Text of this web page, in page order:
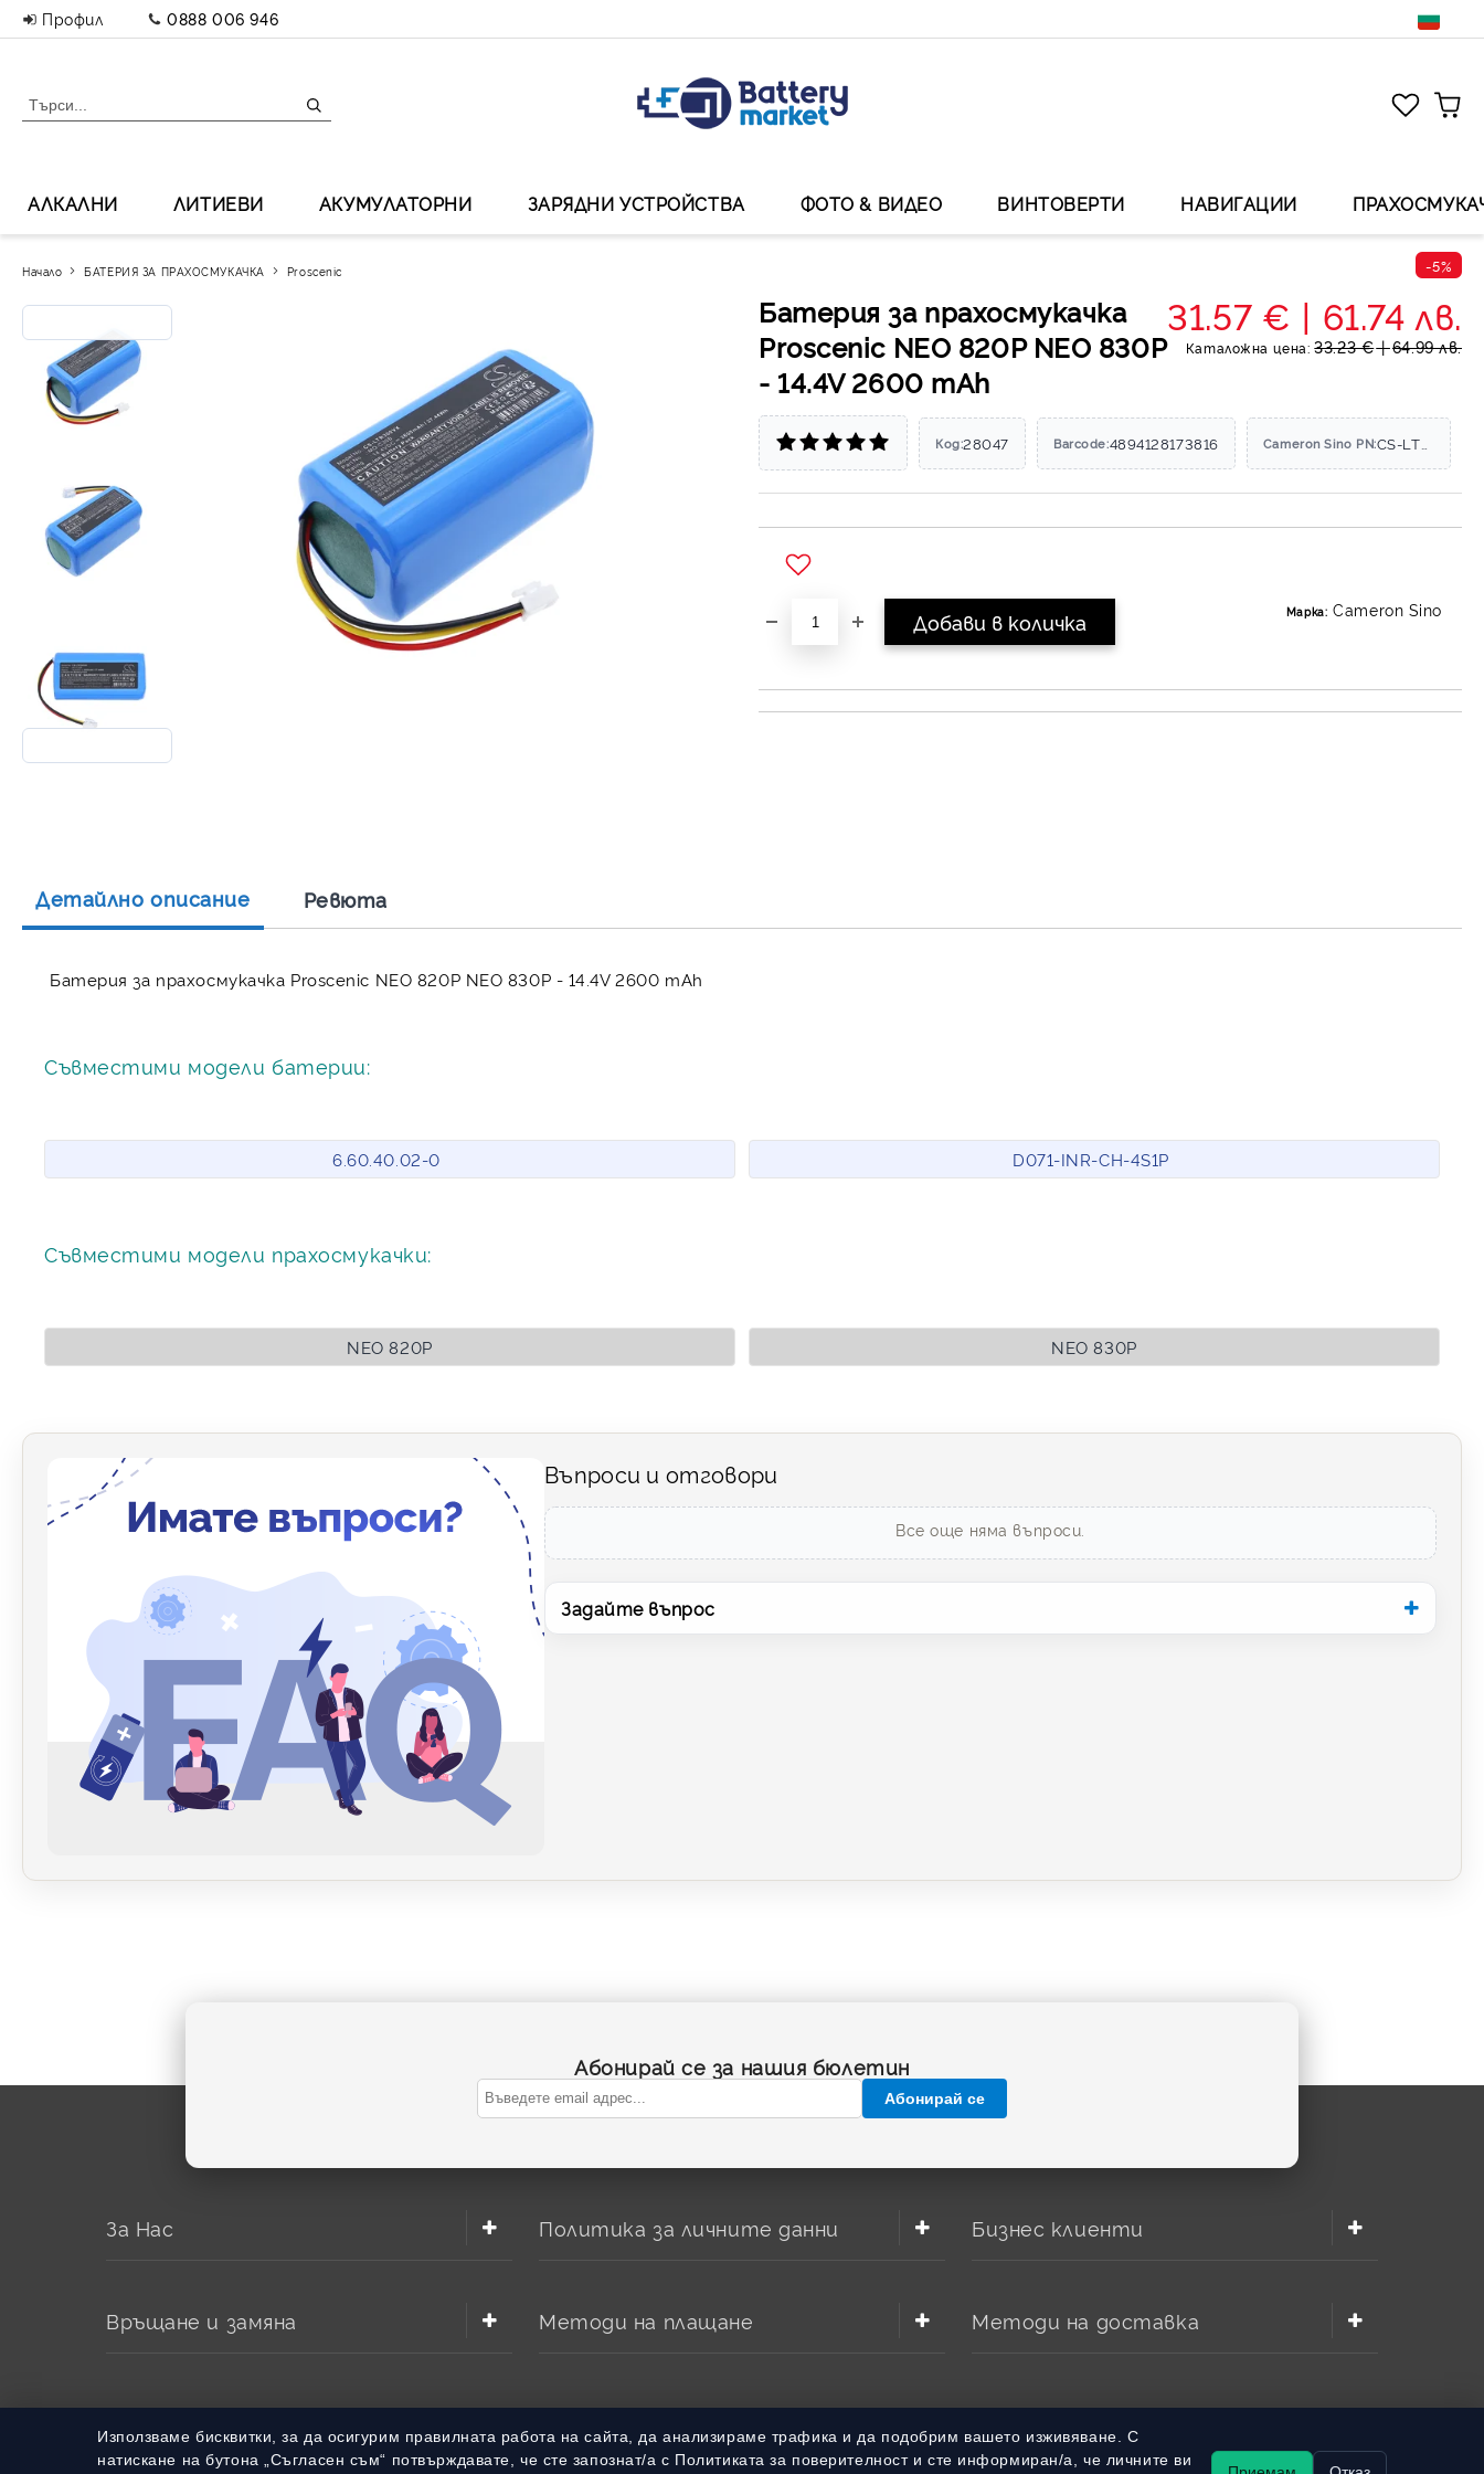
Профил 0888 006 946
Използваме бисквитки, за да осигурим правилната работа на сайта, да анализираме трафика и да подобрим вашето изживяване. С
натискане на бутона „Съгласен съм“ потвърждавате, че сте запознат/а с Политиката за поверителност и сте информиран/а, че личните ви
АЛКАЛНИ ЛИТИЕВИ АКУМУЛАТОРНИ ЗАРЯДНИ УСТРОЙСТВА ФОТО & ВИДЕО ВИНТОВЕРТИ НАВИГАЦИИ
Начало БАТЕРИЯ ЗА ПРАХОСМУКАЧКА Proscenic
Батерия за прахосмукачка
Proscenic NEO 820P NEO 830P
- 14.4V 2600 mAh
-5%
31.57 € 61.74 лв.
Каталожна цена: 33.23 € 64.99 лв.
Код:28047 Barcode:4894128173816 Cameron Sino PN:
Марка: Cameron Sino
Детайлно описание Ревюта
Батерия за прахосмукачка Proscenic NEO 820P NEO 830P - 14.4V 2600 mAh
Съвместими модели батерии:
6.60.40.02-0 D071-INR-CH-4S1P
Съвместими модели прахосмукачки:
NEO 820P NEO 830P
Въпроси и отговори
Все още няма въпроси.
Задайте въпрос
Абонирай се за нашия бюлетин
Абонирай се
За Нас Политика за личните данни Бизнес клиенти
Връщане и замяна Методи на плащане Методи на доставка